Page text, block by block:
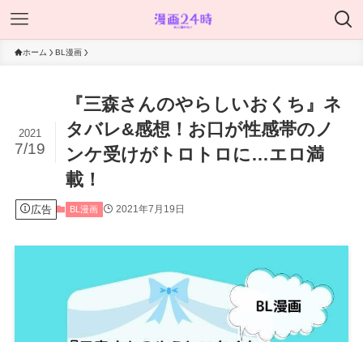
ホーム BL漫画
『三森さんのやらしいおくち』ネ
タバレ&感想！お口が性感帯のノ
ンケ受けがトロトロに…エロ満
載！
2021
7/19
広告 BL漫画 2021年7月19日